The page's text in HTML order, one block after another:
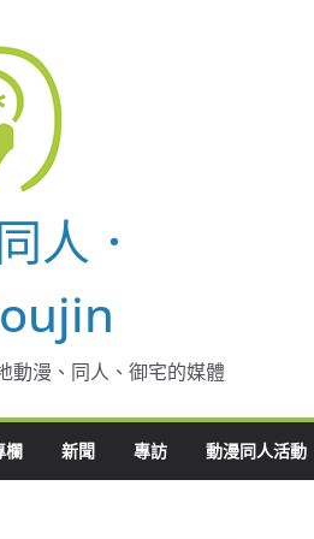
人．
動漫、同人、御宅的媒體
欄 新聞 專訪 動漫同人活動